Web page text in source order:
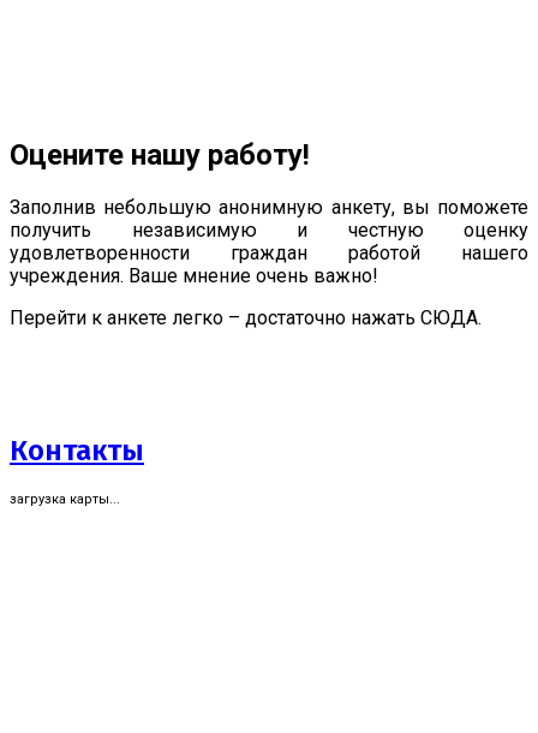
Оцените нашу работу!
Заполнив небольшую анонимную анкету, вы поможете
получить независимую и честную оценку
удовлетворенности граждан работой нашего
учреждения. Ваше мнение очень важно!
Перейти к анкете легко – достаточно нажать СЮДА.
Контакты
загрузка карты...